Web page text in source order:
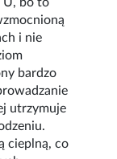
i nie
bardzo
utrzymuje
cieplną, co